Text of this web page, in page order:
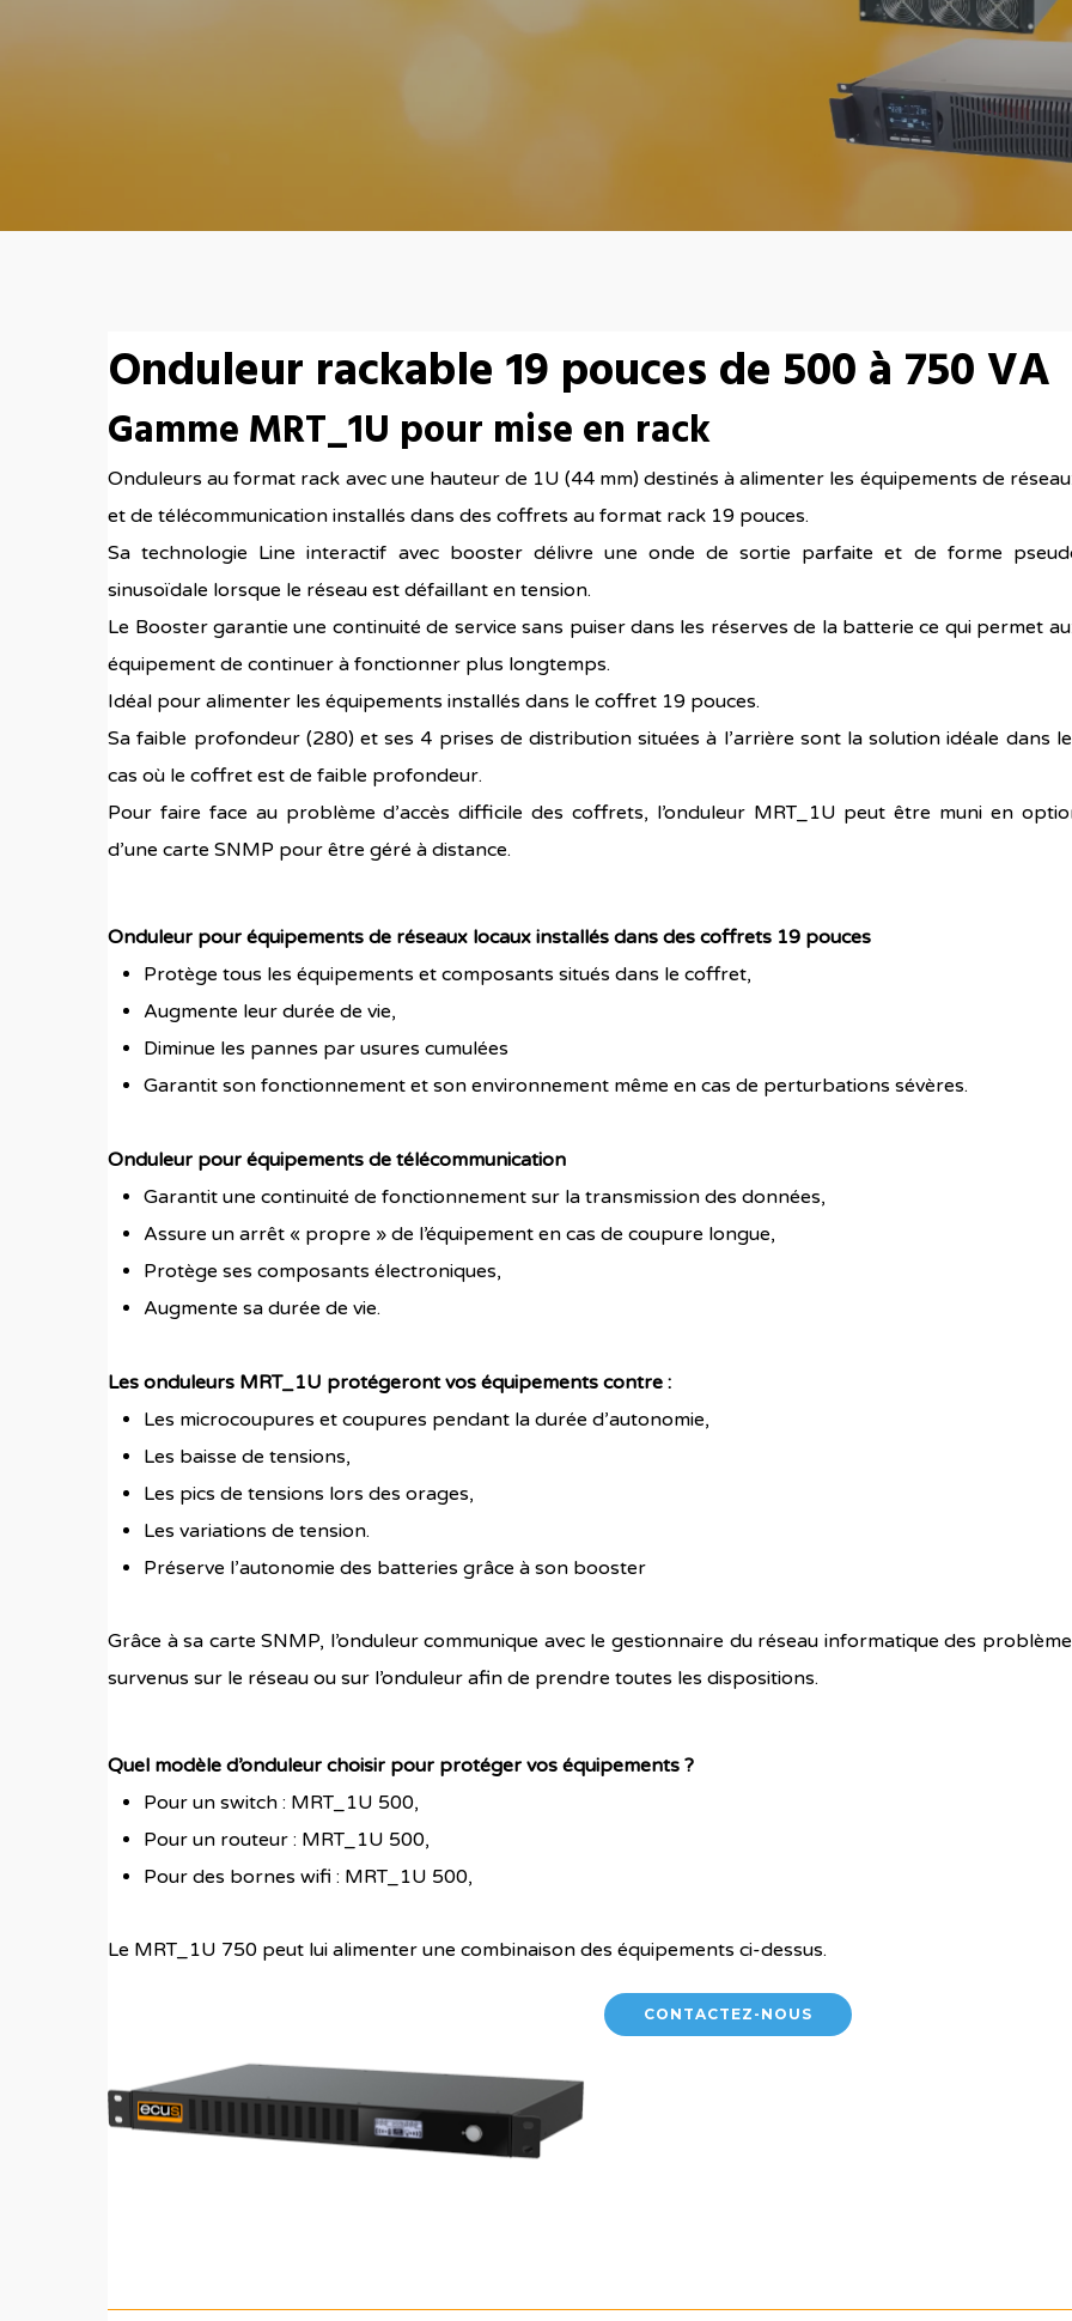
Onduleur rackable 19 pouces de 500 à 750 VA
Gamme MRT_1U pour mise en rack
Onduleurs au format rack avec une hauteur de 1U (44 mm) destinés à alimenter les équipements de
et de télécommunication installés dans des coffrets au format rack 19 pouces.
Sa technologie Line interactif avec booster délivre une onde de sortie parfaite et de forme
sinusoïdale lorsque le réseau est défaillant en tension.
Le Booster garantie une continuité de service sans puiser dans les réserves de la batterie ce qui permet
équipement de continuer à fonctionner plus longtemps.
Idéal pour alimenter les équipements installés dans lecoffret 19 pouces.
Sa faible profondeur (280) et ses 4 prises de distribution situées à l’arrière sont la solution idéale dans
cas où le coffret est de faible profondeur.
Pour faire face au problème d’accès difficile des coffrets, l’onduleur MRT_1U peut être muni en
d’une carte SNMP pour être géré à distance.
Onduleur pour équipements de réseaux locaux installés dans des coffrets 19 pouces
Protège tous les équipements et composants situés dans le coffret,
Augmente leur durée de vie,
Diminue les pannes par usures cumulées
Garantit son fonctionnement et son environnement même en cas de perturbations sévères.
Onduleur pour équipements de télécommunication
Garantit une continuité de fonctionnement sur la transmission des données,
Assure un arrêt « propre » de l’équipement en cas de coupure longue,
Protège ses composants électroniques,
Augmente sa durée de vie.
Les onduleurs MRT_1U protégeront vos équipements contre :
Les microcoupures et coupures pendant la durée d’autonomie,
Les baisse de tensions,
Les pics de tensions lors des orages,
Les variations de tension.
Préserve l’autonomie des batteries grâce à son booster
Grâce à sa carte SNMP, l’onduleur communique avec le gestionnaire du réseau informatique des
survenus sur le réseau ou sur l’onduleur afin de prendre toutes les dispositions.
Quel modèle d’onduleur choisir pour protéger vos équipements ?
Pour un switch : MRT_1U 500,
Pour un routeur : MRT_1U 500,
Pour des bornes wifi : MRT_1U 500,
Le MRT_1U 750 peut lui alimenter une combinaison des équipements ci-dessus.
CONTACTEZ-NOUS